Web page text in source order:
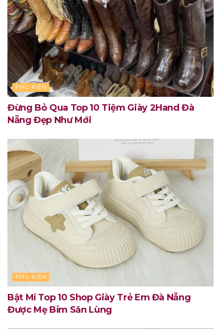
PHỤ KIỆN
Đừng Bỏ Qua Top 10 Tiệm Giày 2Hand Đà
Nẵng Đẹp Như Mới
PHỤ KIỆN
Bật Mí Top 10 Shop Giày Trẻ Em Đà Nẵng
Được Mẹ Bỉm Săn Lùng